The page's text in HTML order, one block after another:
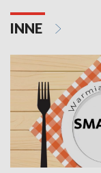
INNE